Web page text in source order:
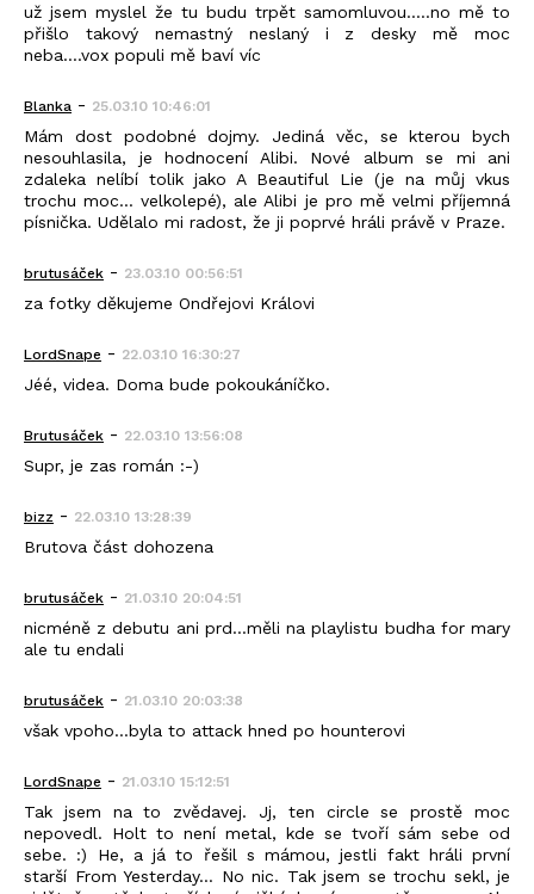
už jsem myslel že tu budu trpět samomluvou.....no mě to
přišlo takový nemastný neslaný i z desky mě moc
neba....vox populi mě baví víc
Blanka - 25.03.10 10:46:01
Mám dost podobné dojmy. Jediná věc, se kterou bych
nesouhlasila, je hodnocení Alibi. Nové album se mi ani
zdaleka nelíbí tolik jako A Beautiful Lie (je na můj vkus
trochu moc... velkolepé), ale Alibi je pro mě velmi příjemná
písnička. Udělalo mi radost, že ji poprvé hráli právě v Praze.
brutusáček - 23.03.10 00:56:51
za fotky děkujeme Ondřejovi Královi
LordSnape - 22.03.10 16:30:27
Jéé, videa. Doma bude pokoukáníčko.
Brutusáček - 22.03.10 13:56:08
Supr, je zas román :-)
bizz - 22.03.10 13:28:39
Brutova část dohozena
brutusáček - 21.03.10 20:04:51
nicméně z debutu ani prd...měli na playlistu budha for mary
ale tu endali
brutusáček - 21.03.10 20:03:38
však vpoho...byla to attack hned po hounterovi
LordSnape - 21.03.10 15:12:51
Tak jsem na to zvědavej. Jj, ten circle se prostě moc
nepovedl. Holt to není metal, kde se tvoří sám sebe od
sebe. :) He, a já to řešil s mámou, jestli fakt hráli první
starší From Yesterday... No nic. Tak jsem se trochu sekl, je